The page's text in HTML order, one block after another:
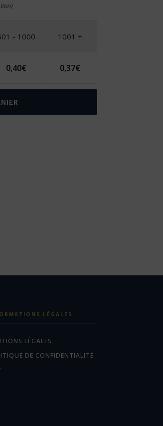
- 1000 1001 +
0,40€ 0,37€
LÉGALES
LÉGALES
DE CONFIDENTIALITÉ